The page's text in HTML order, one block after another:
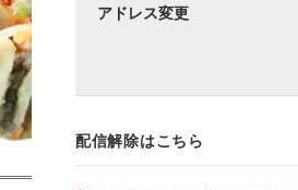
アドレス変更
配信解除はこちら